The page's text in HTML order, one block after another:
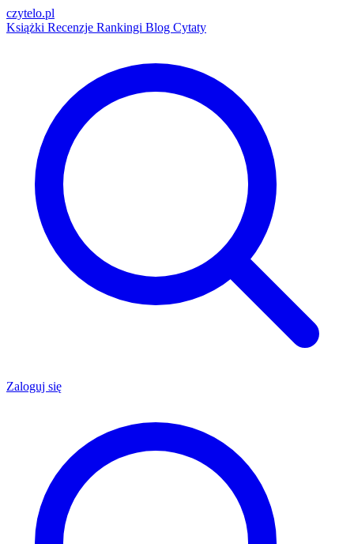
czytelo.pl
Książki Recenzje Rankingi Blog Cytaty
Zaloguj się